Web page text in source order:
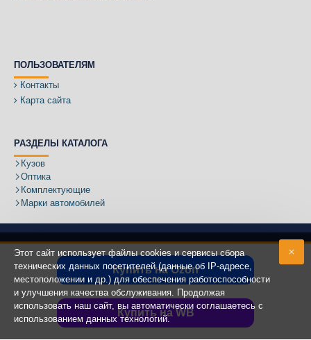
Купить на Ozon
Купить на WB
ПОЛЬЗОВАТЕЛЯМ
Контакты
Карта сайта
РАЗДЕЛЫ КАТАЛОГА
Кузов
Оптика
Комплектующие
Марки автомобилей
Адрес:
Copyright ©2020 - 2025КУЗОВИК.РУ
Этот сайт использует файлы cookies и сервисы сбора
технических данных посетителей (данные об IP-адресе,
местоположении и др.) для обеспечения работоспособности
и улучшения качества обслуживания. Продолжая
использовать наш сайт, вы автоматически соглашаетесь с
использованием данных технологий.